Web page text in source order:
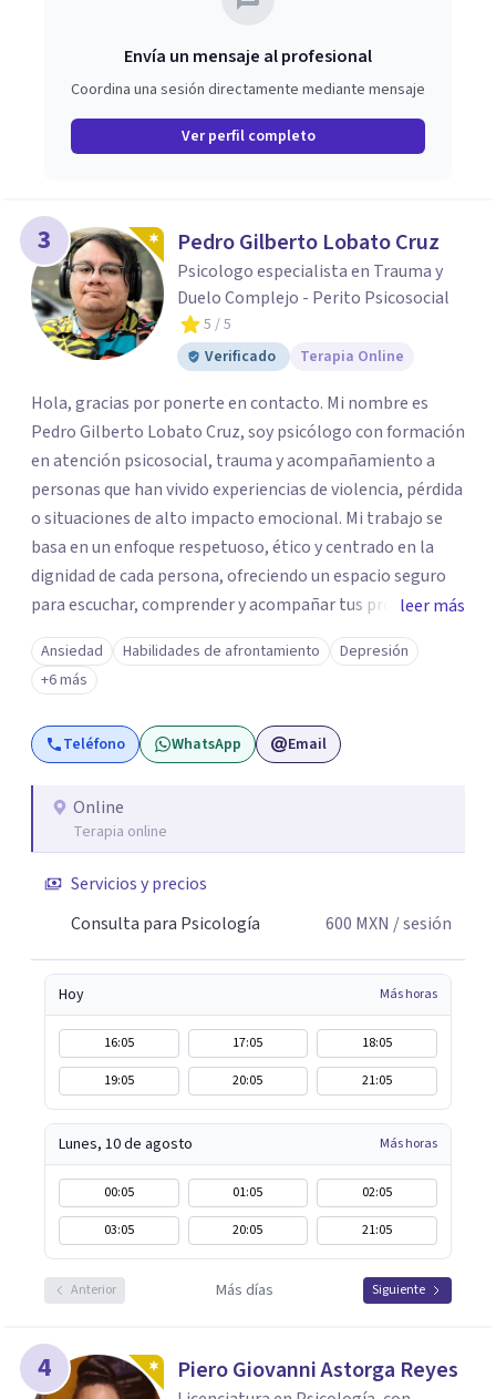
Envía un mensaje al profesional
Coordina una sesión directamente mediante mensaje
Ver perfil completo
3 Pedro Gilberto Lobato Cruz
Psicologo especialista en Trauma y
Duelo Complejo - Perito Psicosocial
5 / 5
Verificado
Terapia Online
Hola, gracias por ponerte en contacto. Mi nombre es
Pedro Gilberto Lobato Cruz, soy psicólogo con formación
en atención psicosocial, trauma y acompañamiento a
personas que han vivido experiencias de violencia, pérdida
o situaciones de alto impacto emocional. Mi trabajo se
basa en un enfoque respetuoso, ético y centrado en la
dignidad de cada persona, ofreciendo un espacio seguro
para escuchar, comprender y acompañar tus procesos
emocionales a tu propio ritmo. Creo firmemente en la
importancia de construir juntos herramientas que
fortalezcan el bienestar, la autonomía y el sentido de
vida. Será un gusto acompañarte en este proceso. Quedo
atento para resolver cualquier duda y acordar una cita. Un
leer más
Ansiedad Habilidades de afrontamiento
Depresión
+6 más
Teléfono WhatsApp Email
Online
Terapia online
Servicios y precios
Consulta para Psicología
600 MXN / sesión
Hoy Más horas
16:05 17:05
18:05
19:05
20:05 21:05
Lunes, 10 de agosto Más horas
00:05 01:05
02:05
03:05
20:05 21:05
Anterior Más días Siguiente
4 Piero Giovanni Astorga Reyes